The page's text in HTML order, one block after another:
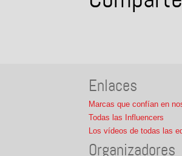
Enlaces
Marcas que confían en
Todas las Influencers
Los vídeos de todas las
Organizadores